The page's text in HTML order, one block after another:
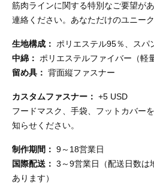
筋肉ラインに関する特別なご要望が
連絡ください。あなただけのユニー
生地構成： ポリエステル95％、スパ
中綿： ポリエステルファイバー（軽
留め具： 背面縦ファスナー
カスタムファスナー： +5 USD
フードマスク、手袋、フットカバー
知らせください。
制作期間： 9～18営業日
国際配送： 3～9営業日（配送日数は
あります）